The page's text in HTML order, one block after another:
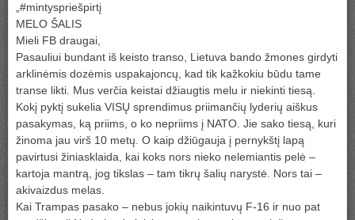
„#mintyspriešpirtį
MELO ŠALIS
Mieli FB draugai,
Pasauliui bundant iš keisto transo, Lietuva bando žmones girdyti
arklinėmis dozėmis uspakajoncų, kad tik kažkokiu būdu tame
transe likti. Mus verčia keistai džiaugtis melu ir niekinti tiesą.
Kokį pyktį sukelia VISŲ sprendimus priimančių lyderių aiškus
pasakymas, ką priims, o ko nepriims į NATO. Jie sako tiesą, kuri
žinoma jau virš 10 metų. O kaip džiūgauja į pernykštį lapą
pavirtusi žiniasklaida, kai koks nors nieko nelemiantis pelė –
kartoja mantrą, jog tikslas – tam tikrų šalių narystė. Nors tai –
akivaizdus melas.
Kai Trampas pasako – nebus jokių naikintuvų F-16 ir nuo pat